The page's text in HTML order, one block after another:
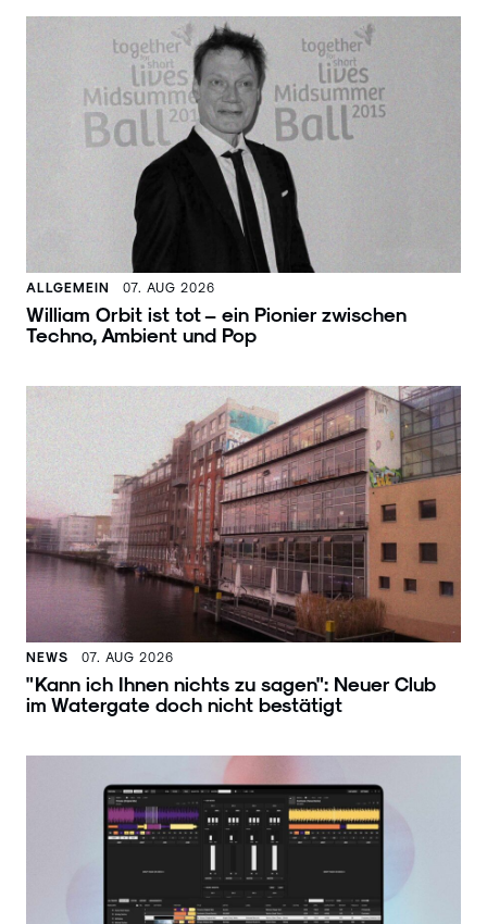
ALLGEMEIN 07. AUG 2026
William Orbit ist tot – ein Pionier zwischen
Techno, Ambient und Pop
NEWS 07. AUG 2026
"Kann ich Ihnen nichts zu sagen": Neuer Club
im Watergate doch nicht bestätigt